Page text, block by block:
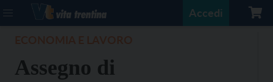
Accedi
Assegno di